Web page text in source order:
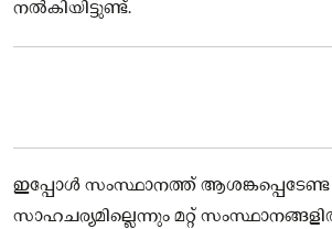
നല്‍കിയിട്ടുണ്ട്.
ഇപ്പോള്‍ സംസ്ഥാനത്ത് ആശങ്കപ്പെടേണ്ട
സാഹചര്യമില്ലെന്നും മറ്റ്